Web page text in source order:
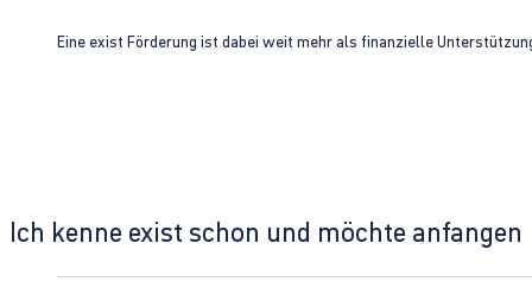
Eine exist Förderung ist dabei weit mehr als finanzielle
Ich kenne exist schon und möchte anfangen